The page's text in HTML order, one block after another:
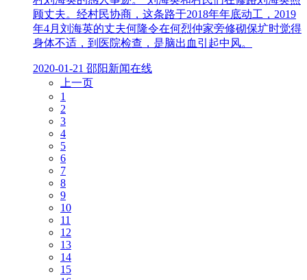
顾丈夫。经村民协商，这条路于2018年年底动工，2019
年4月刘海英的丈夫何隆令在何烈仲家旁修砌保圹时觉得
身体不适，到医院检查，是脑出血引起中风。
2020-01-21 邵阳新闻在线
上一页
1
2
3
4
5
6
7
8
9
10
11
12
13
14
15